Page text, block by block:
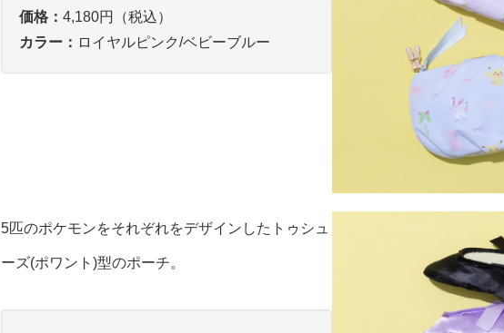
価格： 4,180円（税込）
カラー： ロイヤルピンク/ベビーブルー
5匹のポケモンをそれぞれをデザインしたトゥシュ
ーズ(ポワント)型のポーチ。